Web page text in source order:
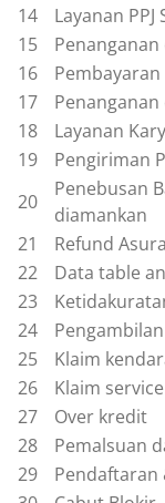
14
Layanan PPJ
15
16
17
18
Layanan
19
Pengiriman
20
Penebusan
diamankan
21
Refund
22
Data table
23
24
25
Klaim
26
Klaim
27
Over kredit
28
Pemalsuan
29
Pendaftaran